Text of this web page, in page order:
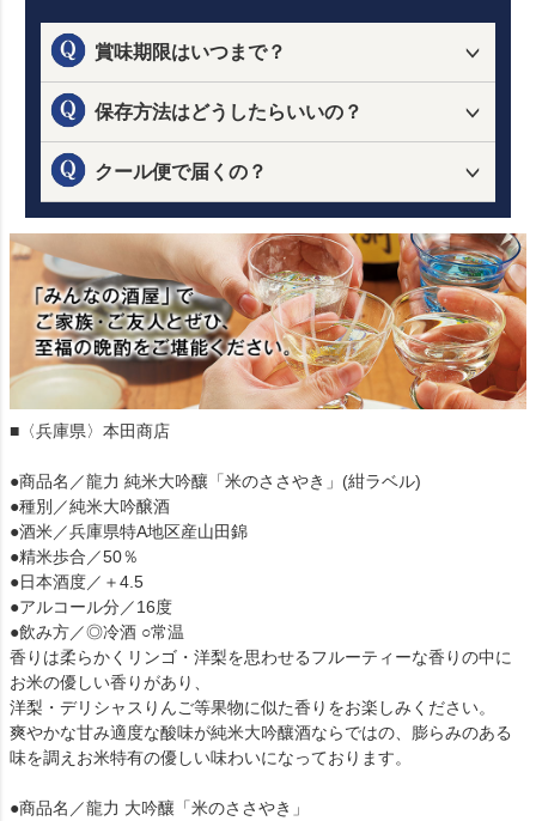
賞味期限はいつまで？
保存方法はどうしたらいいの？
クール便で届くの？
■〈兵庫県〉本田商店
●商品名／龍力 純米大吟釀「米のささやき」(紺ラベル)
●種別／純米大吟醸酒
●酒米／兵庫県特A地区産山田錦
●精米歩合／50％
●日本酒度／＋4.5
●アルコール分／16度
●飲み方／◎冷酒 ○常温
香りは柔らかくリンゴ・洋梨を思わせるフルーティーな香りの中に
お米の優しい香りがあり、
洋梨・デリシャスりんご等果物に似た香りをお楽しみください。
爽やかな甘み適度な酸味が純米大吟釀酒ならではの、膨らみのある
味を調えお米特有の優しい味わいになっております。
●商品名／龍力 大吟釀「米のささやき」